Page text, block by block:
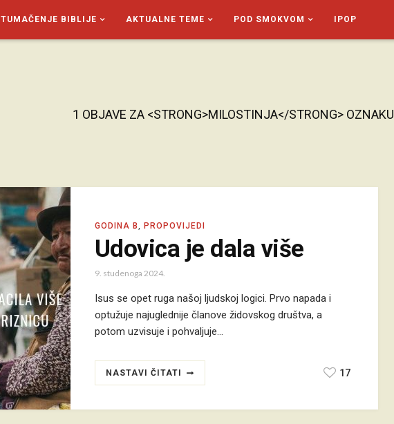
TUMAČENJE BIBLIJE AKTUALNE TEME POD SMOKVOM IPOP
1 OBJAVE ZA <STRONG>MILOSTINJA</STRONG> OZNAKU
GODINA B, PROPOVIJEDI
Udovica je dala više
9. studenoga 2024.
Isus se opet ruga našoj ljudskoj logici. Prvo napada i
optužuje najuglednije članove židovskog društva, a
potom uzvisuje i pohvaljuje…
NASTAVI ČITATI 17